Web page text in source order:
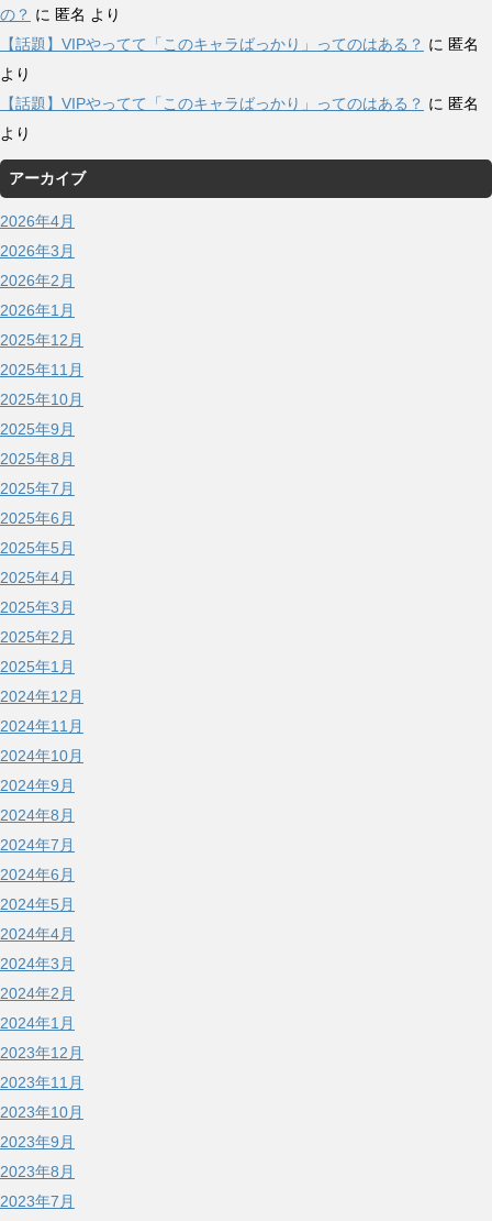
の？ に 匿名 より
【話題】VIPやってて「このキャラばっかり」ってのはある？ に 匿名
より
【話題】VIPやってて「このキャラばっかり」ってのはある？ に 匿名
より
アーカイブ
2026年4月
2026年3月
2026年2月
2026年1月
2025年12月
2025年11月
2025年10月
2025年9月
2025年8月
2025年7月
2025年6月
2025年5月
2025年4月
2025年3月
2025年2月
2025年1月
2024年12月
2024年11月
2024年10月
2024年9月
2024年8月
2024年7月
2024年6月
2024年5月
2024年4月
2024年3月
2024年2月
2024年1月
2023年12月
2023年11月
2023年10月
2023年9月
2023年8月
2023年7月